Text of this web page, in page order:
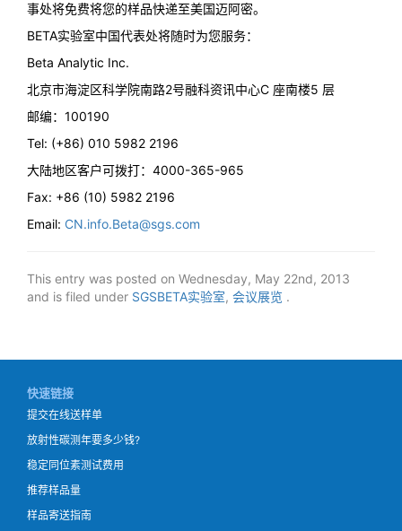
事处将免费将您的样品快递至美国迈阿密。
BETA实验室中国代表处将随时为您服务：
Beta Analytic Inc.
北京市海淀区科学院南路2号融科资讯中心C 座南楼5 层
邮编：100190
Tel: (+86) 010 5982 2196
大陆地区客户可拨打：4000-365-965
Fax: +86 (10) 5982 2196
Email: CN.info.Beta@sgs.com
This entry was posted on Wednesday, May 22nd, 2013
and is filed under SGSBETA实验室, 会议展览 .
快速链接
提交在线送样单
放射性碳测年要多少钱?
稳定同位素测试费用
推荐样品量
样品寄送指南